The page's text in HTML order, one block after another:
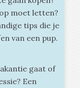
moet letten?
tips die je
van een pup.
gaat of
Een